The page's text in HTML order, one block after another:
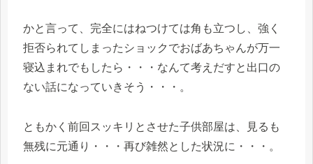
かと言って、完全にはねつけては角も立つし、強く
拒否られてしまったショックでおばあちゃんが万一
寝込まれでもしたら・・・なんて考えだすと出口の
ない話になっていきそう・・・。
ともかく前回スッキリとさせた子供部屋は、見るも
無残に元通り・・・再び雑然とした状況に・・・。